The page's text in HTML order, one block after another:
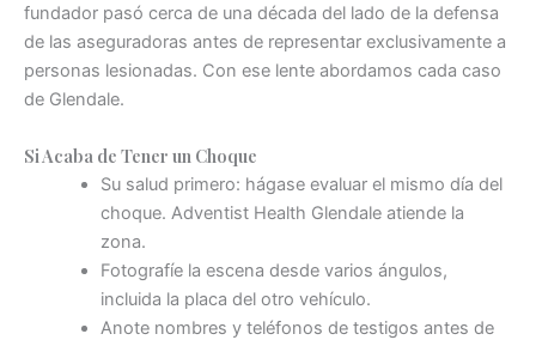
fundador pasó cerca de una década del lado de la defensa
de las aseguradoras antes de representar exclusivamente a
personas lesionadas. Con ese lente abordamos cada caso
de Glendale.
Si Acaba de Tener un Choque
Su salud primero: hágase evaluar el mismo día del
choque. Adventist Health Glendale atiende la
zona.
Fotografíe la escena desde varios ángulos,
incluida la placa del otro vehículo.
Anote nombres y teléfonos de testigos antes de